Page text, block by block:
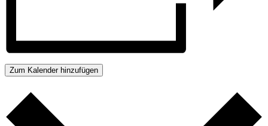
Zum Kalender hinzufügen